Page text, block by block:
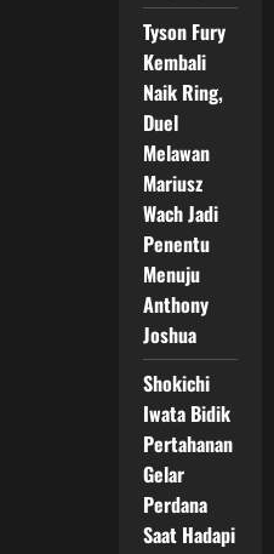
Tyson Fury
Kembali
Naik Ring,
Duel
Melawan
Mariusz
Wach Jadi
Penentu
Menuju
Anthony
Joshua
Shokichi
Iwata Bidik
Pertahanan
Gelar
Perdana
Saat Hadapi